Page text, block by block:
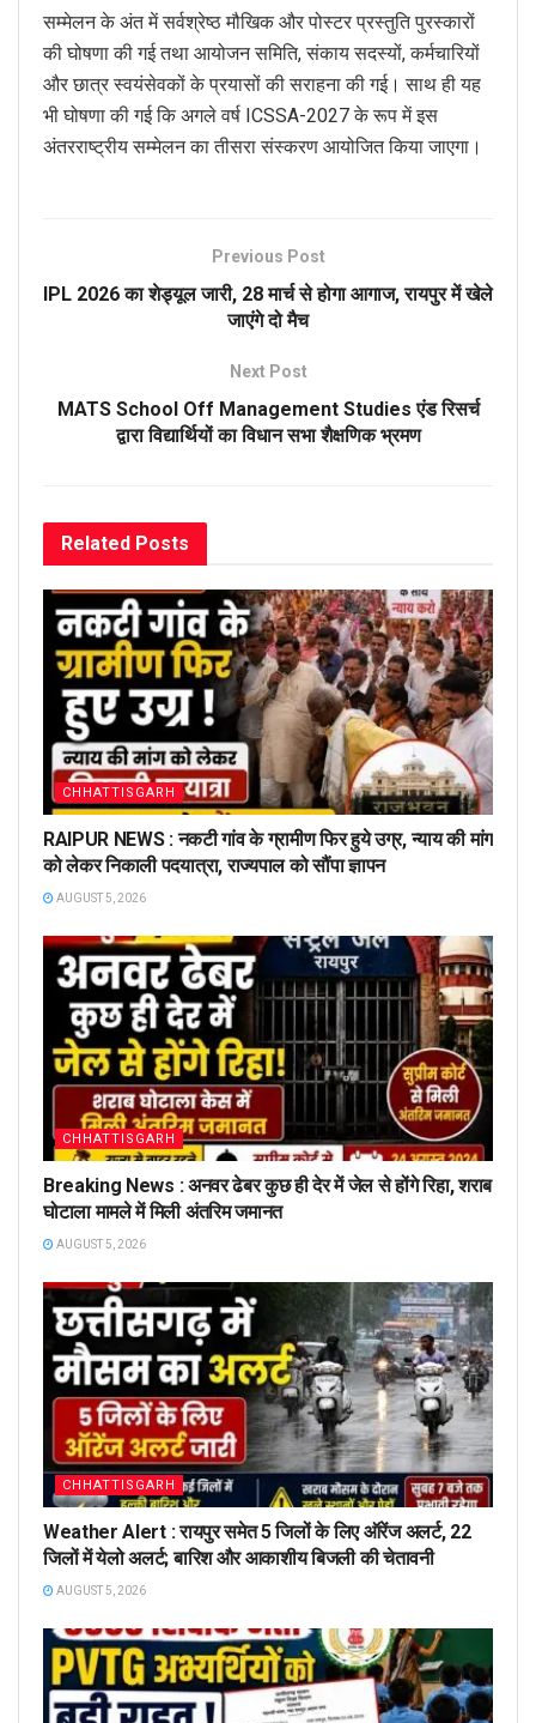
सम्मेलन के अंत में सर्वश्रेष्ठ मौखिक और पोस्टर प्रस्तुति पुरस्कारों
की घोषणा की गई तथा आयोजन समिति, संकाय सदस्यों, कर्मचारियों
और छात्र स्वयंसेवकों के प्रयासों की सराहना की गई। साथ ही यह
भी घोषणा की गई कि अगले वर्ष ICSSA-2027 के रूप में इस
अंतरराष्ट्रीय सम्मेलन का तीसरा संस्करण आयोजित किया जाएगा।
Previous Post
IPL 2026 का शेड्यूल जारी, 28 मार्च से होगा आगाज, रायपुर में खेले
जाएंगे दो मैच
Next Post
MATS School Off Management Studies एंड रिसर्च
द्वारा विद्यार्थियों का विधान सभा शैक्षणिक भ्रमण
Related Posts
CHHATTISGARH
RAIPUR NEWS : नकटी गांव के ग्रामीण फिर हुये उग्र, न्याय की मांग
को लेकर निकाली पदयात्रा, राज्यपाल को सौंपा ज्ञापन
AUGUST 5, 2026
CHHATTISGARH
Breaking News : अनवर ढेबर कुछ ही देर में जेल से होंगे रिहा, शराब
घोटाला मामले में मिली अंतरिम जमानत
AUGUST 5, 2026
CHHATTISGARH
Weather Alert : रायपुर समेत 5 जिलों के लिए ऑरेंज अलर्ट, 22
जिलों में येलो अलर्ट; बारिश और आकाशीय बिजली की चेतावनी
AUGUST 5, 2026